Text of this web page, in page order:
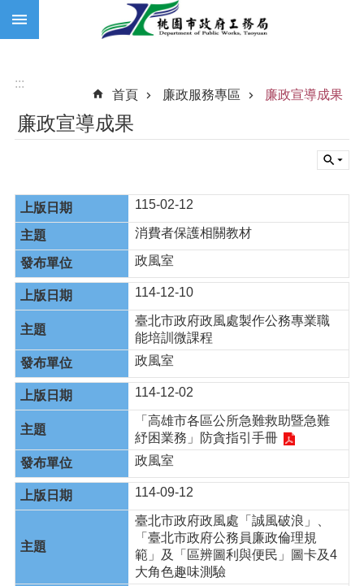
跳到主要內容區塊
:::
首頁
廉政服務專區 廉政宣導成果
廉政宣導成果
115-02-12
消費者保護相關教材
政風室
114-12-10
臺北市政府政風處製作公務專業職
能培訓微課程
政風室
114-12-02
「高雄市各區公所急難救助暨急難
紓困業務」防貪指引手冊
政風室
114-09-12
臺北市政府政風處「誠風破浪」、
「臺北市政府公務員廉政倫理規
範」及「區辨圖利與便民」圖卡及4
大角色趣味測驗